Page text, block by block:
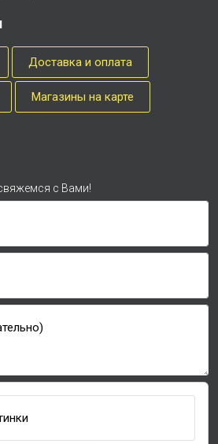
Доставка и оплата
Магазины на карте
с Вами!